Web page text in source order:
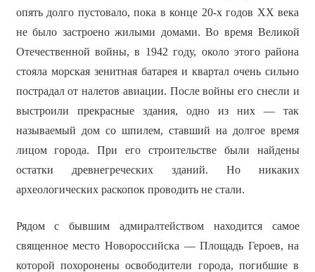
опять долго пустовало, пока в конце 20-х годов ХХ века
не было застроено жилыми домами. Во время Великой
Отечественной войны, в 1942 году, около этого района
стояла морская зенитная батарея и квартал очень сильно
пострадал от налетов авиации. После войны его снесли и
выстроили прекрасные здания, одно из них — так
называемый дом со шпилем, ставший на долгое время
лицом города. При его строительстве были найдены
остатки древнегреческих зданий. Но никаких
археологических раскопок проводить не стали.
Рядом с бывшим адмиралтейством находится самое
священное место Новороссийска — Площадь Героев, на
которой похоронены освободители города, погибшие в